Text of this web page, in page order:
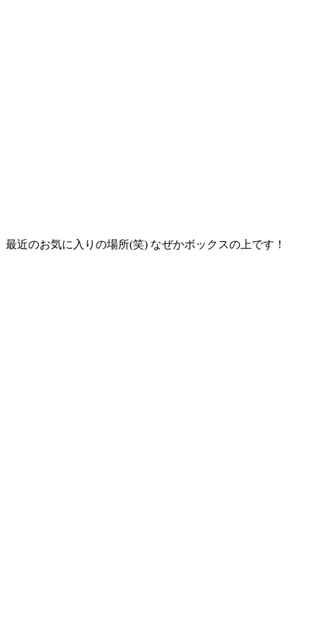
最近のお気に入りの場所(笑) なぜかボックスの上です！